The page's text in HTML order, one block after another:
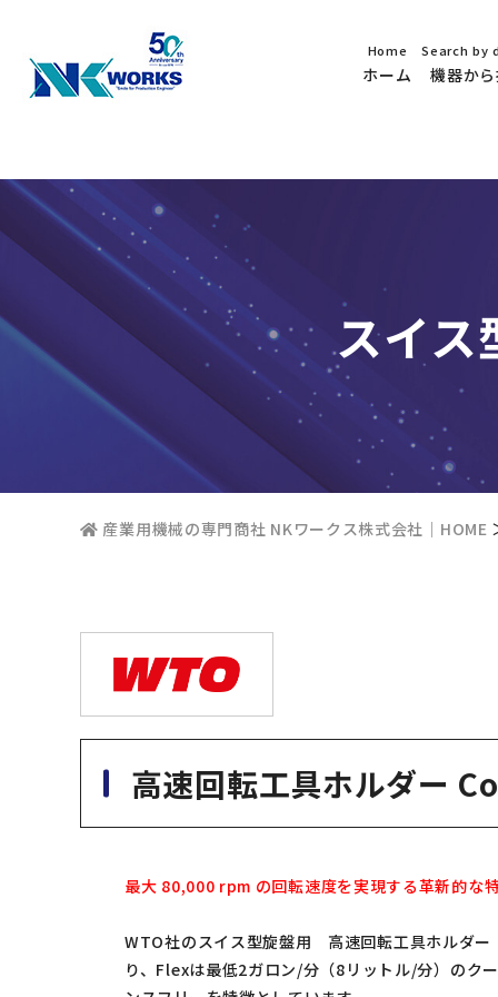
Home
ホーム
Search by
機器か
スイス
産業用機械の専門商社 NKワークス株式会社｜HOME
高速回転工具ホルダ
最大 80,000 rpm の回転速度を実現する革新的な
WTO社のスイス型旋盤用 高速回転工具ホルダー
り、Flexは最低2ガロン/分（8リットル/分）のク